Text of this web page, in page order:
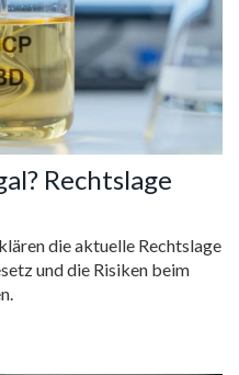
Rechtslage
die aktuelle Rechtslage
und die Risiken beim